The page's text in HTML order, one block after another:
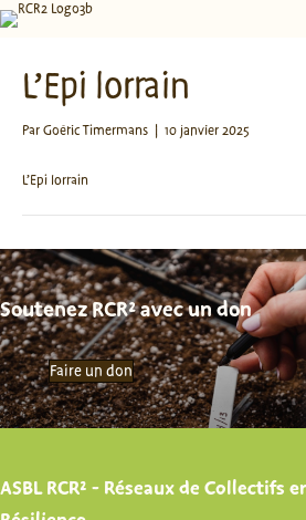
L’Epi lorrain
ParGoéric Timermans | 10 janvier 2025
L’Epi lorrain
Soutenez RCR² avec un don
Faire un don
ASBL RCR² - Réseaux de Collectifs